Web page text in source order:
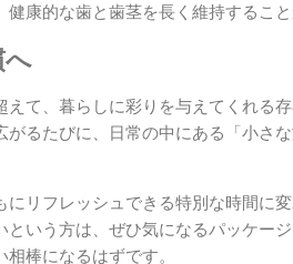
康的な歯と歯茎を長く維持すること
へ
て、暮らしに彩りを与えてくれる
るたびに、日常の中にある「小さ
リフレッシュできる特別な時間に
いう方は、ぜひ気になるパッケー
棒になるはずです。